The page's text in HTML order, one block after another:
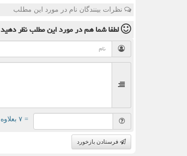
نظرات بینندگان نام در مورد این مطلب
لطفا شما همدر مورد این مطلبنظر دهید
= ۷ بعلاوه ۱
فرستادن بازخورد